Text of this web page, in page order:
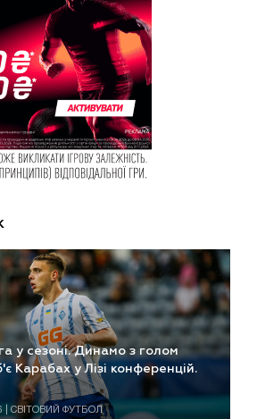
у сезоні. Динамо з голом
Карабах у Лізі конференцій.
| СВІТОВИЙ ФУТБОЛ